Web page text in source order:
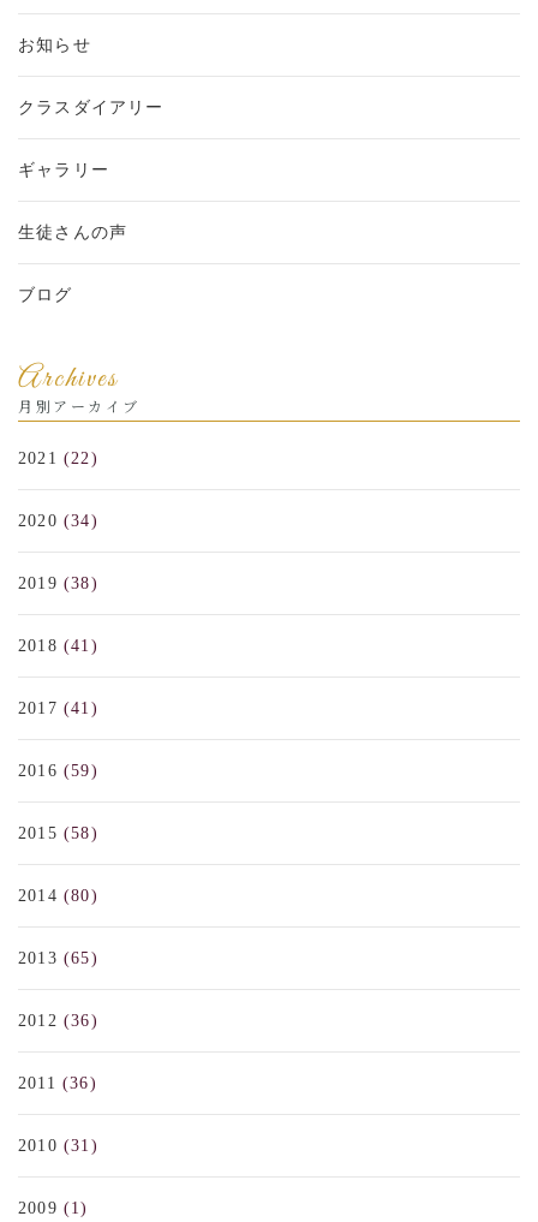
お知らせ
クラスダイアリー
ギャラリー
生徒さんの声
ブログ
Archives
月別アーカイブ
2021 (22)
2020 (34)
2019 (38)
2018 (41)
2017 (41)
2016 (59)
2015 (58)
2014 (80)
2013 (65)
2012 (36)
2011 (36)
2010 (31)
2009 (1)